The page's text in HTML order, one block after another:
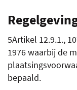
5Artikel 12.9.1.,
1976 waarbij de
bepaald.